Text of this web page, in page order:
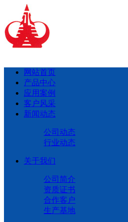
网站首页
产品中心
应用案例
客户风采
新闻动态
公司动态
行业动态
关于我们
公司简介
资质证书
合作客户
生产基地